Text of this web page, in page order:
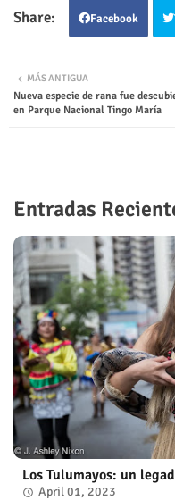
Facebook
MÁS ANTIGUA
Nueva especie de rana fue
en Parque Nacional Tingo María
Entradas
Los Tulumayos: un
April 01, 2023